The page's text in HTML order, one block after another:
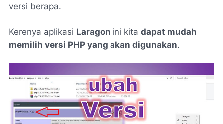
versi berapa.
Kerenya aplikasi Laragon ini kita dapat mudah
memilih versi PHP yang akan digunakan.